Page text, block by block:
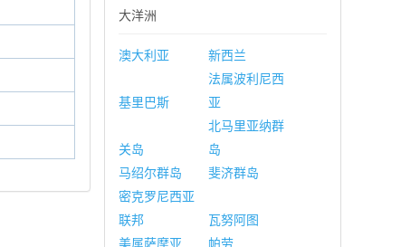
大洋洲
澳大利亚 新西兰
基里巴斯
法属波利尼西
亚
关岛
北马里亚纳群
岛
马绍尔群岛
斐济群岛
密克罗尼西亚
联邦
瓦努阿图
美属萨摩亚
帕劳